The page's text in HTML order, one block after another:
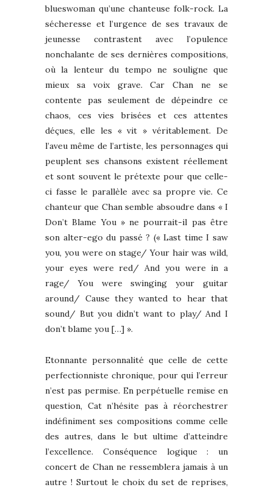
blueswoman qu’une chanteuse folk-rock. La
sécheresse et l’urgence de ses travaux de
jeunesse contrastent avec l’opulence
nonchalante de ses dernières compositions,
où la lenteur du tempo ne souligne que
mieux sa voix grave. Car Chan ne se
contente pas seulement de dépeindre ce
chaos, ces vies brisées et ces attentes
déçues, elle les « vit » véritablement. De
l’aveu même de l’artiste, les personnages qui
peuplent ses chansons existent réellement
et sont souvent le prétexte pour que celle-
ci fasse le parallèle avec sa propre vie. Ce
chanteur que Chan semble absoudre dans « I
Don’t Blame You » ne pourrait-il pas être
son alter-ego du passé ? (« Last time I saw
you, you were on stage/ Your hair was wild,
your eyes were red/ And you were in a
rage/ You were swinging your guitar
around/ Cause they wanted to hear that
sound/ But you didn’t want to play/ And I
don’t blame you […] ».
Etonnante personnalité que celle de cette
perfectionniste chronique, pour qui l’erreur
n’est pas permise. En perpétuelle remise en
question, Cat n’hésite pas à réorchestrer
indéfiniment ses compositions comme celle
des autres, dans le but ultime d’atteindre
l’excellence. Conséquence logique : un
concert de Chan ne ressemblera jamais à un
autre ! Surtout le choix du set de reprises,